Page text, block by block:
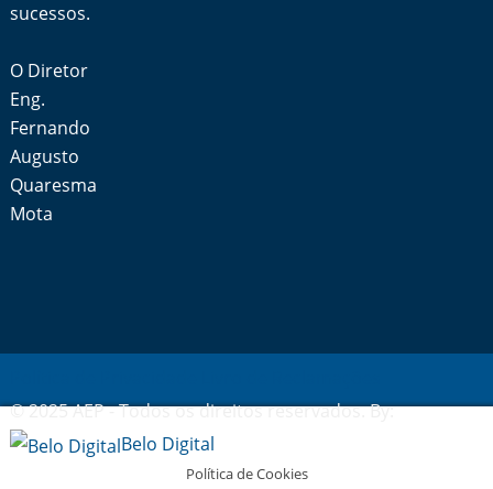
sucessos.
O Diretor
Eng.
Fernando
Augusto
Quaresma
Mota
© 2025 AEP - Todos os direitos reservados. By:
Belo Digital
Política de Cookies